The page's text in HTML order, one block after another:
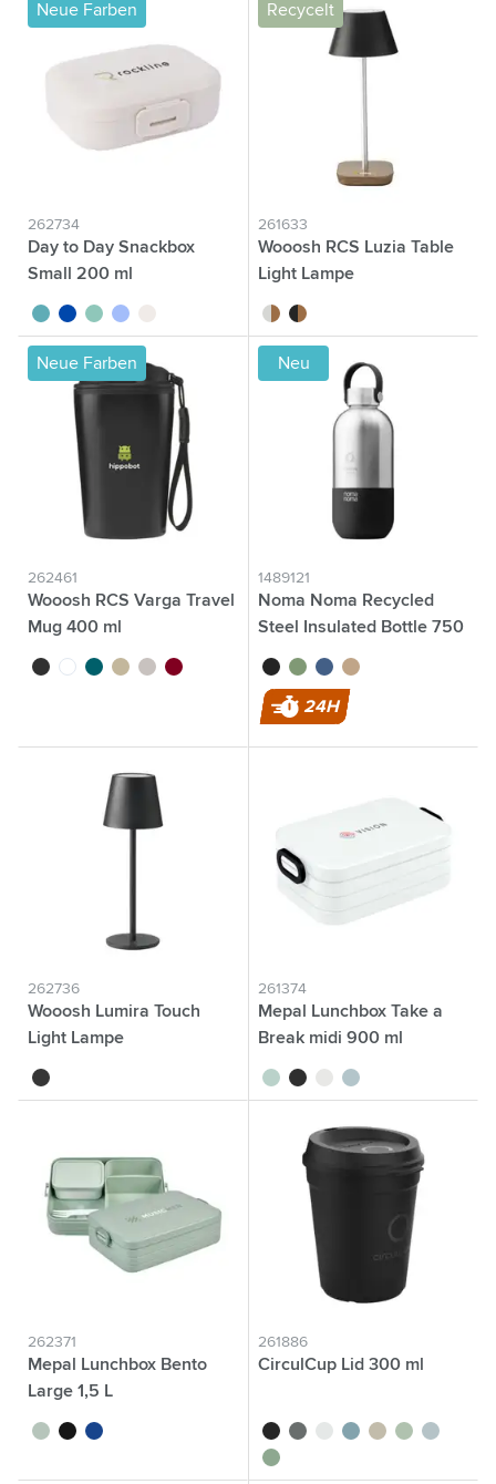
Neue Farben
262734
Day to Day Snackbox
Small 200 ml
turquoise
bleu cobalt
vert bleu
Recycelt
261633
Wooosh RCS Luzia Table
Light Lampe
gris brun/noir
Neue Farben
262461
Wooosh RCS Varga Travel
Mug 400 ml
noir blancpétrolebeigeargentébordeaux
Neu
1489121
Noma Noma Recycled
Steel Insulated Bottle 750
noir vert bleu beige
24H
262736
Wooosh Lumira Touch
Light Lampe
noir
261374
Mepal Lunchbox Take a
Break midi 900 ml
vert tilleul
noir blancbleu nordique
262371
Mepal Lunchbox Bento
Large 1,5 L
vert tilleul
noir bleu
261886
CirculCup Lid 300 ml
noir gris pierre
blanc cassé
bleu moyen
beigevert clairbleu clair
vert moyen